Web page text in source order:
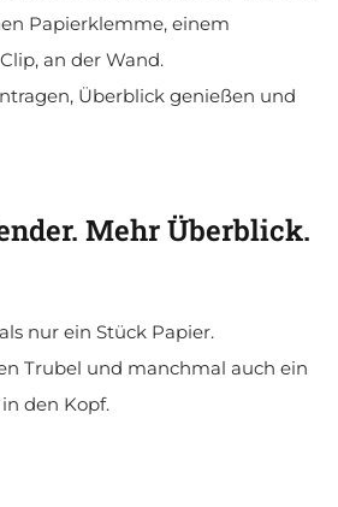
Papierklemme, einem
an der Wand.
Überblick genießen und
Mehr Überblick.
nur ein Stück Papier.
Trubel und manchmal auch ein
den Kopf.